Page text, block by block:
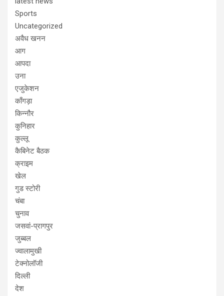
Sports
Uncategorized
अवैध खनन
आग
आपदा
उना
एजुकेशन
काँगड़ा
किन्नौर
कुनिहार
कुल्लू
कैबिनेट बैठक
क्राइम
खेल
गुड स्टोरी
चंबा
चुनाव
जसवां-प्रागपुर
जुब्बल
ज्वालामुखी
टेक्नोलॉजी
दिल्ली
देश